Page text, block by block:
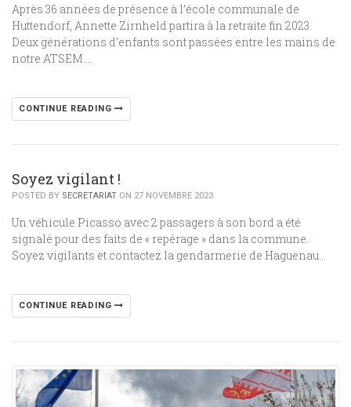
Après 36 années de présence à l’école communale de
Huttendorf, Annette Zirnheld partira à la retraite fin 2023.
Deux générations d’enfants sont passées entre les mains de
notre ATSEM….
CONTINUE READING
Soyez vigilant !
POSTED BY SECRETARIAT ON 27 NOVEMBRE 2023
Un véhicule Picasso avec 2 passagers à son bord a été
signalé pour des faits de « repérage » dans la commune.
Soyez vigilants et contactez la gendarmerie de Haguenau…
CONTINUE READING